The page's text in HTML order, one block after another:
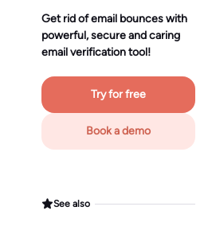
Get rid of email bounces with
powerful, secure and caring
email verification tool!
Try for free
Book a demo
See also